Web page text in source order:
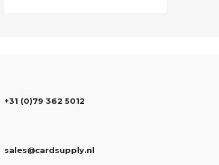
+31 (0)79 362 5012
sales@cardsupply.nl